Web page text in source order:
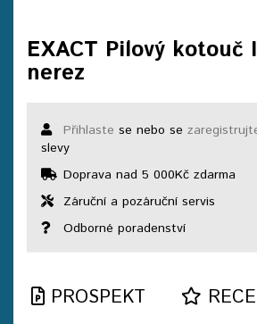
EXACT Pilový kotouč
nerez
Přihlaste se nebo se
slevy
Doprava nad 5 000Kč zdarma
Záruční a pozáruční servis
Odborné poradenství
PROSPEKT